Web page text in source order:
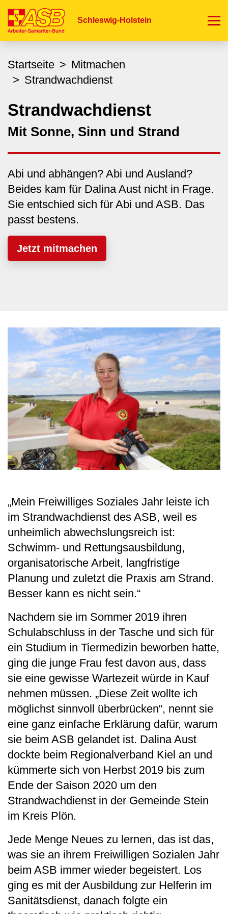
zum
Schleswig-Holstein
Startseite
Mitmachen
Strandwachdienst
Strandwachdienst
Mit Sonne, Sinn und Strand
Abi und abhängen? Abi und Ausland?
Beides kam für Dalina Aust nicht in Frage.
Sie entschied sich für Abi und ASB. Das
passt bestens.
Jetzt mitmachen
„Mein Freiwilliges Soziales Jahr leiste ich
im Strandwachdienst des ASB, weil es
unheimlich abwechslungsreich ist:
Schwimm- und Rettungsausbildung,
organisatorische Arbeit, langfristige
Planung und zuletzt die Praxis am Strand.
Besser kann es nicht sein.“
Nachdem sie im Sommer 2019 ihren
Schulabschluss in der Tasche und sich für
ein Studium in Tiermedizin beworben hatte,
ging die junge Frau fest davon aus, dass
sie eine gewisse Wartezeit würde in Kauf
nehmen müssen. „Diese Zeit wollte ich
möglichst sinnvoll überbrücken“, nennt sie
eine ganz einfache Erklärung dafür, warum
sie beim ASB gelandet ist. Dalina Aust
dockte beim Regionalverband Kiel an und
kümmerte sich von Herbst 2019 bis zum
Ende der Saison 2020 um den
Strandwachdienst in der Gemeinde Stein
im Kreis Plön.
Jede Menge Neues zu lernen, das ist das,
was sie an ihrem Freiwilligen Sozialen Jahr
beim ASB immer wieder begeistert. Los
ging es mit der Ausbildung zur Helferin im
Sanitätsdienst, danach folgte ein